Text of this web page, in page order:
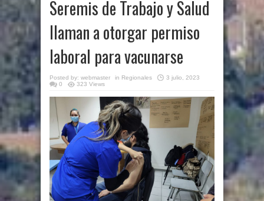
Seremis de Trabajo y Salud
llaman a otorgar permiso
laboral para vacunarse
Posted by: webmaster in Regionales
3 julio, 2023
0
323 Views